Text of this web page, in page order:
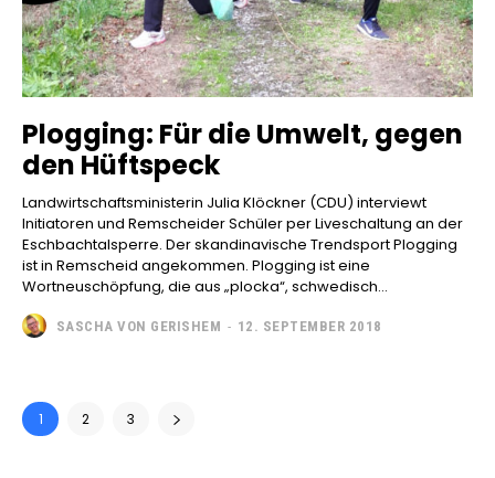
Plogging: Für die Umwelt, gegen
den Hüftspeck
Landwirtschaftsministerin Julia Klöckner (CDU) interviewt
Initiatoren und Remscheider Schüler per Liveschaltung an der
Eschbachtalsperre. Der skandinavische Trendsport Plogging
ist in Remscheid angekommen. Plogging ist eine
Wortneuschöpfung, die aus „plocka“, schwedisch...
SASCHA VON GERISHEM - 12. SEPTEMBER 2018
1 2 3